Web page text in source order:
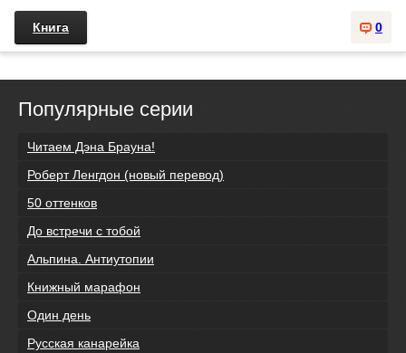
0
Книга
Популярные серии
Читаем Дэна Брауна!
Роберт Ленгдон (новый перевод)
50 оттенков
До встречи с тобой
Альпина. Антиутопии
Книжный марафон
Один день
Русская канарейка